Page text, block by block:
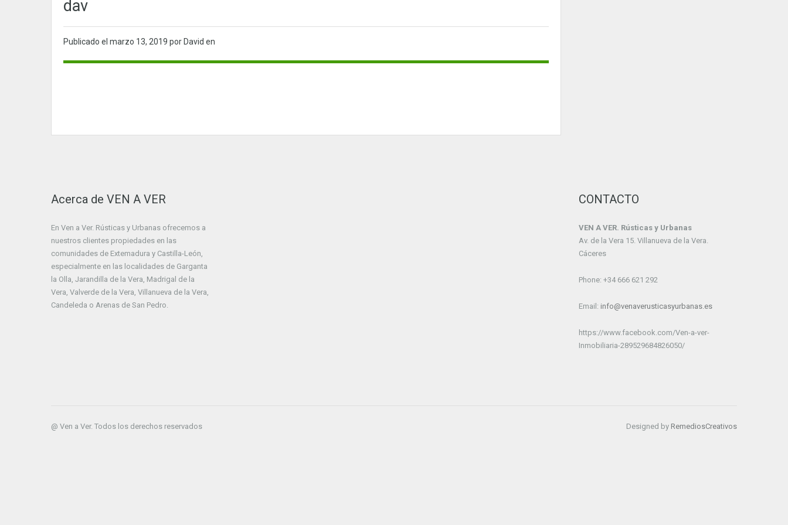
dav
Publicado el marzo 13, 2019 por David en
Acerca de VEN A VER
En Ven a Ver. Rústicas y Urbanas ofrecemos a
nuestros clientes propiedades en las
comunidades de Extemadura y Castilla-León,
especialmente en las localidades de Garganta
la Olla, Jarandilla de la Vera, Madrigal de la
Vera, Valverde de la Vera, Villanueva de la Vera,
Candeleda o Arenas de San Pedro.
CONTACTO
VEN A VER. Rústicas y Urbanas
Av. de la Vera 15. Villanueva de la Vera.
Cáceres
Phone: +34 666 621 292
Email: info@venaverusticasyurbanas.es
https://www.facebook.com/Ven-a-ver-
Inmobiliaria-289529684826050/
@ Ven a Ver. Todos los derechos reservados Designed by RemediosCreativos